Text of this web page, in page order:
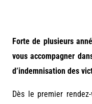
Forte de plusieurs
vous accompagner
d’indemnisation des
Dès le premier